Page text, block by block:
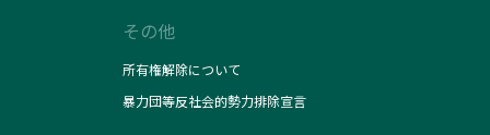
その他
所有権解除について
暴力団等反社会的勢力排除宣言